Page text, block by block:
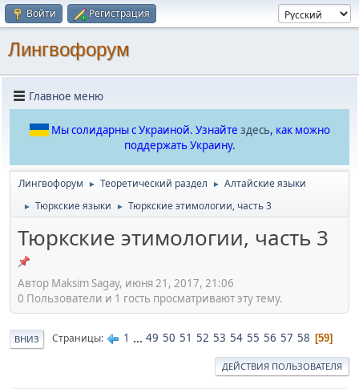
Войти Регистрация
Лингвофорум
Главное меню
Мы солидарны с Украиной. Узнайте здесь, как можно
поддержать Украину.
Лингвофорум ► Теоретический раздел ► Алтайские языки
► Тюркские языки ► Тюркские этимологии, часть 3
Тюркские этимологии, часть 3
Автор Maksim Sagay, июня 21, 2017, 21:06
0 Пользователи и 1 гость просматривают эту тему.
ВНИЗ Страницы 1 ... 49 50 51 52 53 54 55 56 57 58 59
ДЕЙСТВИЯ ПОЛЬЗОВАТЕЛЯ